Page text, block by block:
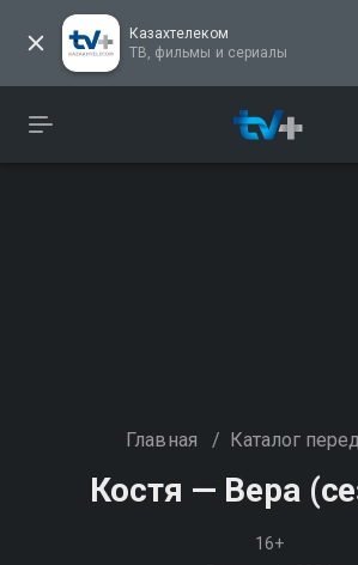
Казахтелеком
ТВ, фильмы и сериалы
Главная / Каталог
Костя — Вера
16+